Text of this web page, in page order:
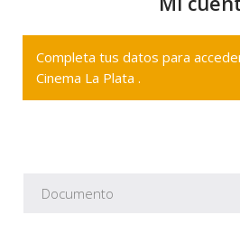
Completa tus datos para
Cinema La Plata .